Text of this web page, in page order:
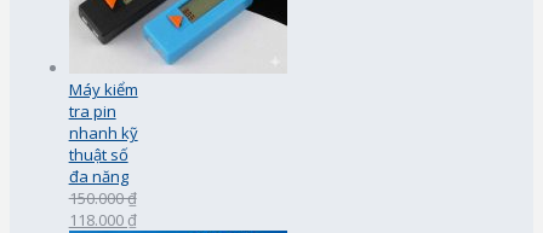
Máy kiểm
tra pin
nhanh kỹ
thuật số
đa năng
150.000 ₫
118.000 ₫